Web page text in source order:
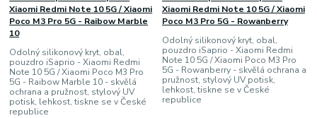
Xiaomi Redmi Note 10 5G / Xiaomi
Poco M3 Pro 5G - Raibow Marble
10
Odolný silikonový kryt, obal,
pouzdro iSaprio - Xiaomi Redmi
Note 10 5G / Xiaomi Poco M3 Pro
5G - Raibow Marble 10 - skvělá
ochrana a pružnost, stylový UV
potisk, lehkost, tiskne se v České
republice
Xiaomi Redmi Note 10 5G / Xiaomi
Poco M3 Pro 5G - Rowanberry
Odolný silikonový kryt, obal,
pouzdro iSaprio - Xiaomi Redmi
Note 10 5G / Xiaomi Poco M3 Pro
5G - Rowanberry - skvělá ochrana a
pružnost, stylový UV potisk,
lehkost, tiskne se v České
republice